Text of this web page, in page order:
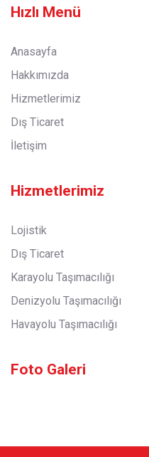
Hızlı Menü
Anasayfa
Hakkımızda
Hizmetlerimiz
Dış Ticaret
İletişim
Hizmetlerimiz
Lojistik
Dış Ticaret
Karayolu Taşımacılığı
Denizyolu Taşımacılığı
Havayolu Taşımacılığı
Foto Galeri